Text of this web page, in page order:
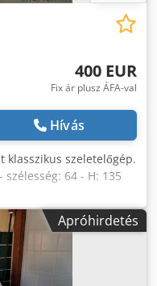
400 EUR
Fix ár plusz ÁFA-val
Hívás
klasszikus szeletelőgép.
szélesség: 64 - H: 135
beállítása: 10 mm. -
géphez új kések
068 Bachórz,
BESZÉLÜNK
ÉS UKRÁNUL.
Apróhirdetés